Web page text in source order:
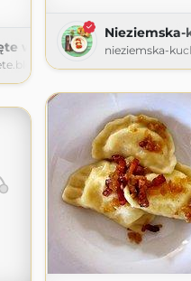
w smaku
Nieziemska-
nieziemska-